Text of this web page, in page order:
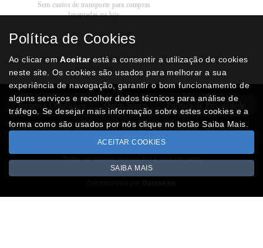
Sem custos de transporte para compras
levantadas na loja
Modos dePagamento
Multibanco, cartão de crédito, Paypal ou
transferência
Termos e Condições Politica de Privacidade
RAL Livro Reclamações
Todos os valores incluem IVA à taxa em vigor
Copyright © NUMISMATICAJA.com 2026
Política de Cookies
Ao clicar emAceitarestá a consentir a utilização de cookies
neste site. Os cookies são usados para melhorar a sua
experiência de navegação, garantir o bom funcionamento de
alguns serviços e recolher dados técnicos para análise de
tráfego. Se desejar mais informação sobre estes cookies e a
forma como são usados por nós clique no botão Saiba Mais.
ACEITAR COOKIES
SAIBA MAIS